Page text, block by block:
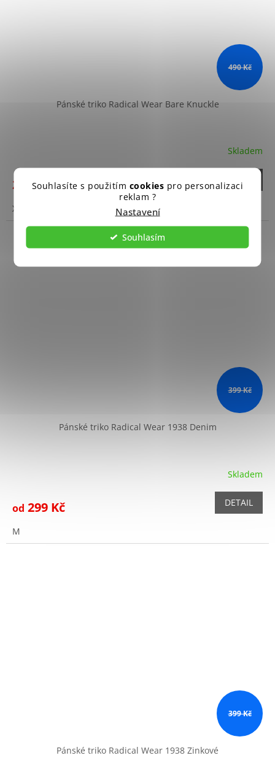
Souhlasíte s použitím cookies pro personalizaci
reklam ?
Nastavení
Souhlasím
490 Kč
Pánské triko Radical Wear Bare Knuckle
Skladem
299 Kč
XL
399 Kč
Pánské triko Radical Wear 1938 Denim
Skladem
od 299 Kč DETAIL
M
399 Kč
Pánské triko Radical Wear 1938 Zinkové